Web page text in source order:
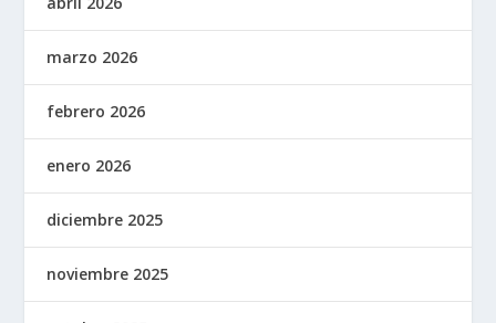
marzo 2026
febrero 2026
enero 2026
diciembre 2025
noviembre 2025